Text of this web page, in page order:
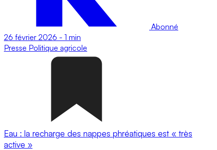
Abonné
26 février 2026 - 1 min
Presse Politique agricole
Eau : la recharge des nappes phréatiques est « très
active »